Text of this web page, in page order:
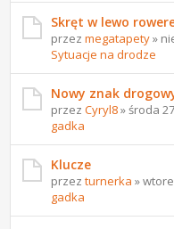
Skręt w lewo
przezmegatapety»
Sytuacje na drodze
Nowy znak
przezCyryl8» środa
gadka
Klucze
przezturnerka »
gadka